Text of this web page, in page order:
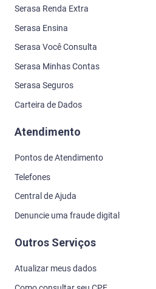
Serasa Renda Extra
Serasa Ensina
Serasa Você Consulta
Serasa Minhas Contas
Serasa Seguros
Carteira de Dados
Atendimento
Pontos de Atendimento
Telefones
Central de Ajuda
Denuncie uma fraude digital
Outros Serviços
Atualizar meus dados